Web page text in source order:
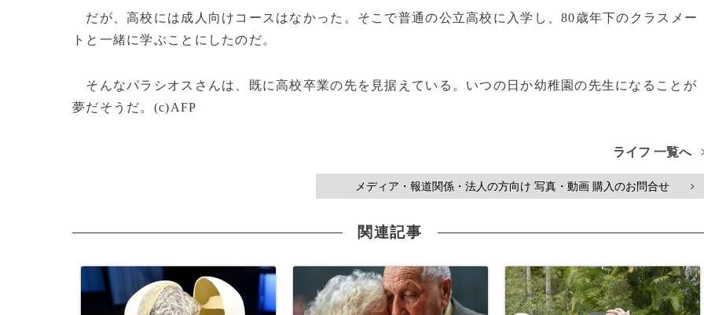
だが、高校には成人向けコースはなかった。そこで普通の公立高校に入学し、80歳年下のクラスメー
トと一緒に学ぶことにしたのだ。
そんなパラシオスさんは、既に高校卒業の先を見据えている。いつの日か幼稚園の先生になることが
夢だそうだ。(c)AFP
ライフ 一覧へ
メディア・報道関係・法人の方向け 写真・動画 購入のお問合せ >
関連記事